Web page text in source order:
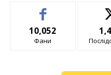
10,052
Фани